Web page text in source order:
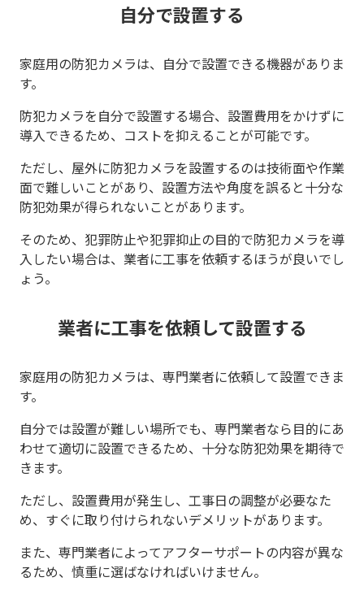
自分で設置する
家庭用の防犯カメラは、自分で設置できる機器がありま
す。
防犯カメラを自分で設置する場合、設置費用をかけずに
導入できるため、コストを抑えることが可能です。
ただし、屋外に防犯カメラを設置するのは技術面や作業
面で難しいことがあり、設置方法や角度を誤ると十分な
防犯効果が得られないことがあります。
そのため、犯罪防止や犯罪抑止の目的で防犯カメラを導
入したい場合は、業者に工事を依頼するほうが良いでし
ょう。
業者に工事を依頼して設置する
家庭用の防犯カメラは、専門業者に依頼して設置できま
す。
自分では設置が難しい場所でも、専門業者なら目的にあ
わせて適切に設置できるため、十分な防犯効果を期待で
きます。
ただし、設置費用が発生し、工事日の調整が必要なた
め、すぐに取り付けられないデメリットがあります。
また、専門業者によってアフターサポートの内容が異な
るため、慎重に選ばなければいけません。